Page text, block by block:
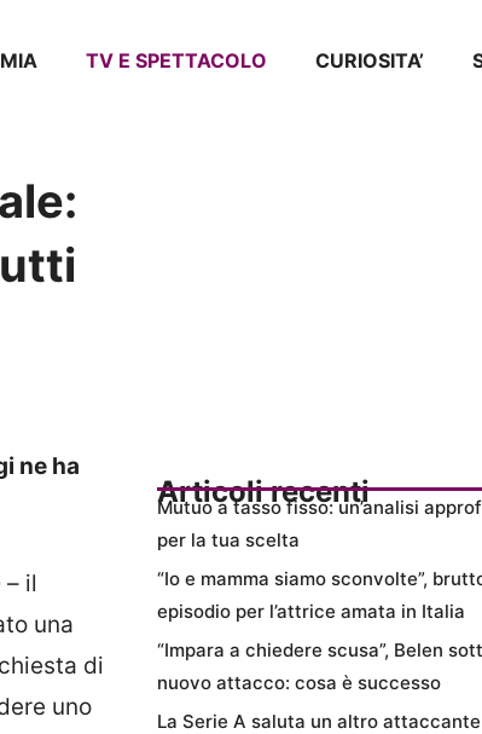
TV E SPETTACOLO CURIOSITA’
ne ha
– il
una
di
uno
Articoli recenti
Mutuo a tasso fisso: un’analisi
per la tua scelta
“Io e mamma siamo sconvolte”,
episodio per l’attrice amata in Italia
“Impara a chiedere scusa”, Belen
nuovo attacco: cosa è successo
La Serie A saluta un altro